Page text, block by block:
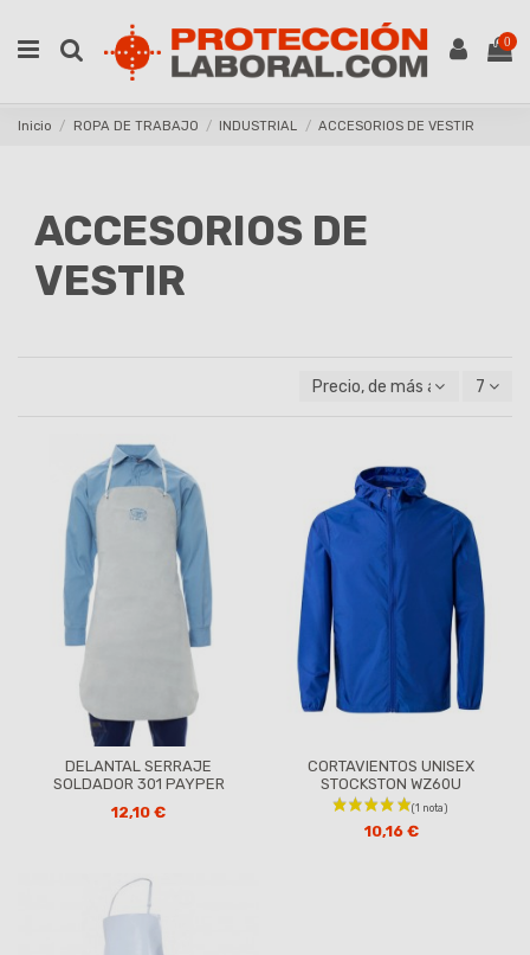
0
Inicio ROPA DE TRABAJO INDUSTRIAL ACCESORIOS DE VESTIR
ACCESORIOS DE
VESTIR
Precio, de más alto a más
7
DELANTAL SERRAJE
SOLDADOR 301 PAYPER
12,10 €
CORTAVIENTOS UNISEX
STOCKSTON WZ60U
10,16 €